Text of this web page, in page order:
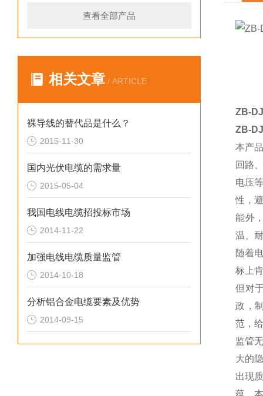
查看全部产品
相关文章 / ARTICLE
裸导线的替代品是什么？
2015-11-30
国内光伏电缆的需求量
2015-05-04
我国电线电缆招投标市场
2014-11-22
加强电线电缆质量监管
2014-10-18
分析铝合金电缆要素及优势
2014-09-15
ZB-
ZB-
本产
回路
电压
性，
能外
温、
随着
标上
但对
政，
范，
监管
大的
出现
蕴、